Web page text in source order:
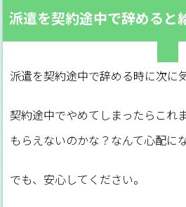
派遣を契約途中で辞めると
派遣を契約途中で辞める時に次に
契約途中でやめてしまったらこれ
もらえないのかな？なんて心配に
でも、安心してください。